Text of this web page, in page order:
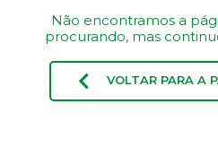
Não encontramos a
procurando, mas
VOLTAR PARA A